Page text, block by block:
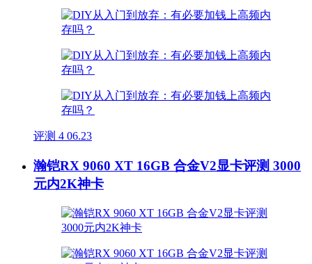
评测 4 06.23
瀚铠RX 9060 XT 16GB 合金V2显卡评测 3000
元内2K神卡